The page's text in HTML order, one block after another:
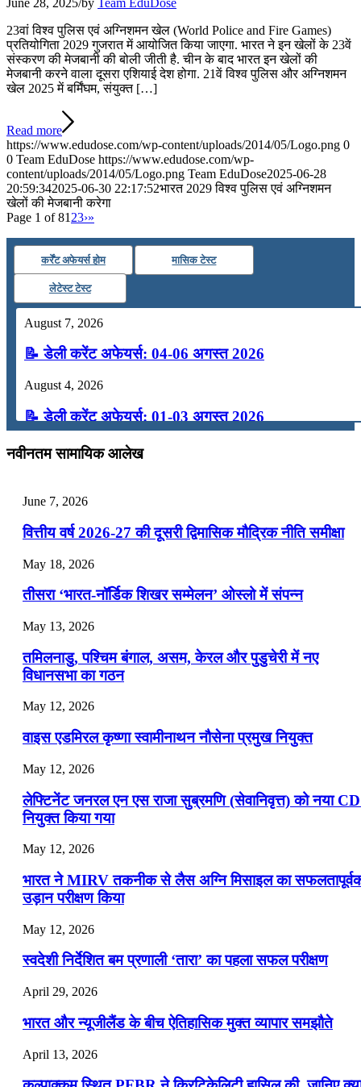
23वां विश्व पुलिस एवं अग्निशमन खेल (World Police and Fire Games)
प्रतियोगिता 2029 गुजरात में आयोजित किया जाएगा. भारत ने इन खेलों के 23वें
संस्करण की मेजबानी की बोली जीती है. चीन के बाद भारत इन खेलों की
मेजबानी करने वाला दूसरा एशियाई देश होगा. 21वें विश्व पुलिस और अग्निशमन
खेल 2025 में बर्मिंघम, संयुक्त […]
Read more
https://www.edudose.com/wp-content/uploads/2014/05/Logo.png 0
0 Team EduDose https://www.edudose.com/wp-
content/uploads/2014/05/Logo.png Team EduDose2025-06-28
20:59:342025-06-30 22:17:52भारत 2029 विश्व पुलिस एवं अग्निशमन
खेलों की मेजबानी करेगा
Page 1 of 81 23›»
कर्रेंट अफेयर्स होम मासिक टेस्ट
लेटेस्ट टेस्ट
August 7, 2026
📝 डेली करेंट अफेयर्स: 04-06 अगस्त 2026
August 4, 2026
📝 डेली करेंट अफेयर्स: 01-03 अगस्त 2026
July 31, 2026
July 28, 2026
📝 डेली करेंट अफेयर्स: 25-27 जुलाई 2026
July 25, 2026
📝 डेली करेंट अफेयर्स: 22-24 जुलाई 2026
July 22, 2026
📝 डेली करेंट अफेयर्स: 19-21 जुलाई 2026
📝 डेली करेंट अफेयर्स: 16-18 जुलाई 2026
नवीनतम सामायिक आलेख
June 7, 2026
वित्तीय वर्ष 2026-27 की दूसरी द्विमासिक मौद्रिक नीति समीक्षा
May 18, 2026
तीसरा ‘भारत-नॉर्डिक शिखर सम्मेलन’ ओस्लो में संपन्न
May 13, 2026
तमिलनाडु, पश्चिम बंगाल, असम, केरल और पुडुचेरी में नए
विधानसभा का गठन
May 12, 2026
वाइस एडमिरल कृष्णा स्वामीनाथन नौसेना प्रमुख नियुक्त
May 12, 2026
लेफ्टिनेंट जनरल एन एस राजा सुब्रमणि (सेवानिवृत्त) को नया
नियुक्त किया गया
May 12, 2026
भारत ने MIRV तकनीक से लैस अग्नि मिसाइल का
उड़ान परीक्षण किया
May 12, 2026
स्वदेशी निर्देशित बम प्रणाली ‘तारा’ का पहला सफल परीक्षण
April 29, 2026
भारत और न्यूजीलैंड के बीच ऐतिहासिक मुक्त व्यापार समझौते
April 13, 2026